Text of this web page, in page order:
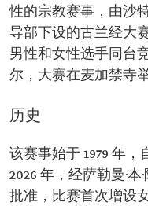
性的宗教赛事，由沙
导部下设的古兰经大
男性和女性选手同台
尔，大赛在麦加禁寺举
历史
该赛事始于 1979 年
2026 年，经萨勒曼·
批准，比赛首次增设